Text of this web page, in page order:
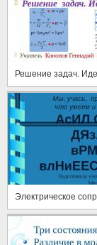
Решение задач.